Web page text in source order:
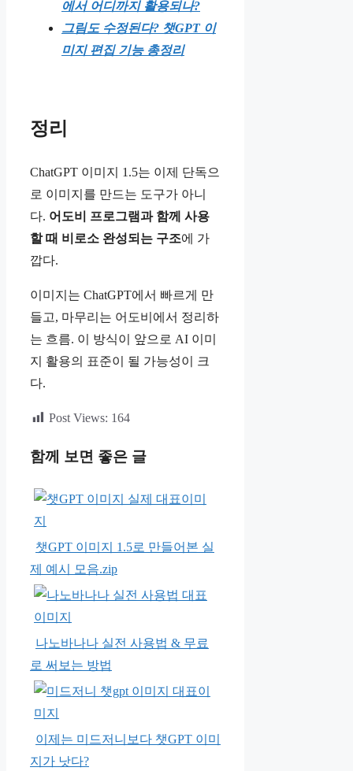
에서 어디까지 활용되나?
그림도 수정된다? 챗GPT 이
미지 편집 기능 총정리
정리
ChatGPT 이미지 1.5는 이제 단독으
로 이미지를 만드는 도구가 아니
다. 어도비 프로그램과 함께 사용
할 때 비로소 완성되는 구조에 가
깝다.
이미지는 ChatGPT에서 빠르게 만
들고, 마무리는 어도비에서 정리하
는 흐름. 이 방식이 앞으로 AI 이미
지 활용의 표준이 될 가능성이 크
다.
Post Views: 164
함께 보면 좋은 글
챗GPT 이미지 1.5로 만들어본 실
제 예시 모음.zip
나노바나나 실전 사용법 & 무료
로 써보는 방법
이제는 미드저니보다 챗GPT 이미
지가 낫다?